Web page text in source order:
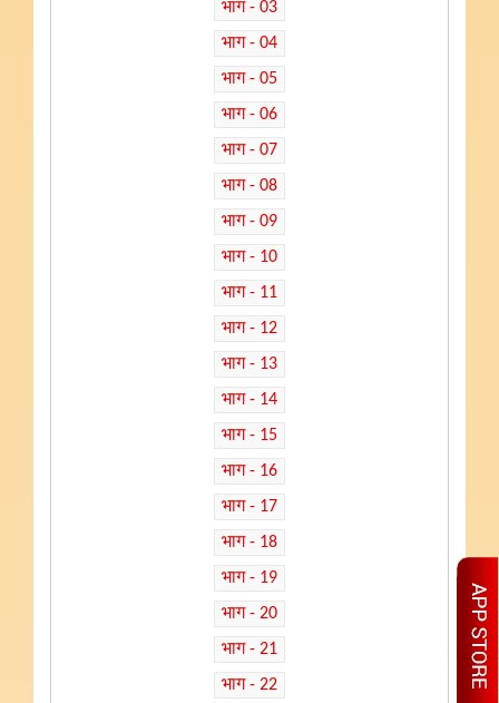
भाग - 03
भाग - 04
भाग - 05
भाग - 06
भाग - 07
भाग - 08
भाग - 09
भाग - 10
भाग - 11
भाग - 12
भाग - 13
भाग - 14
भाग - 15
भाग - 16
भाग - 17
भाग - 18
भाग - 19
भाग - 20
भाग - 21
भाग - 22